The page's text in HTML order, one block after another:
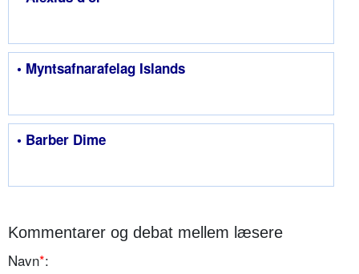
• Myntsafnarafelag Islands
• Barber Dime
Kommentarer og debat mellem læsere
Navn*: